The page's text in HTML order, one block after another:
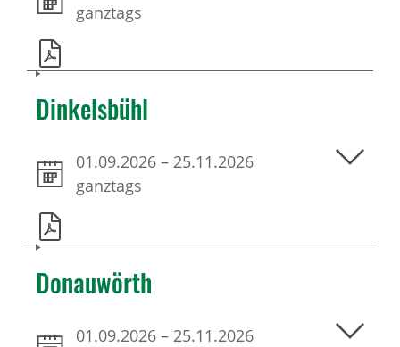
ganztags
Dinkelsbühl
01.09.2026 – 25.11.2026
ganztags
Donauwörth
01.09.2026 – 25.11.2026